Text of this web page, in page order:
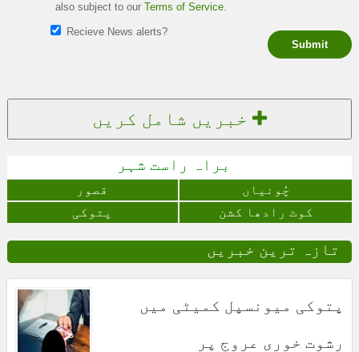
also subject to our Terms of Service.
Recieve News alerts?
Submit
خبریں شامل کریں
براہ راست شہر
چُونياں
قصور
کوٹ رادھا کشن
پتوکی
تازہ ترین خبریں
پتوکی میونسپل کمیٹی میں
رشوت خوری عروج پر